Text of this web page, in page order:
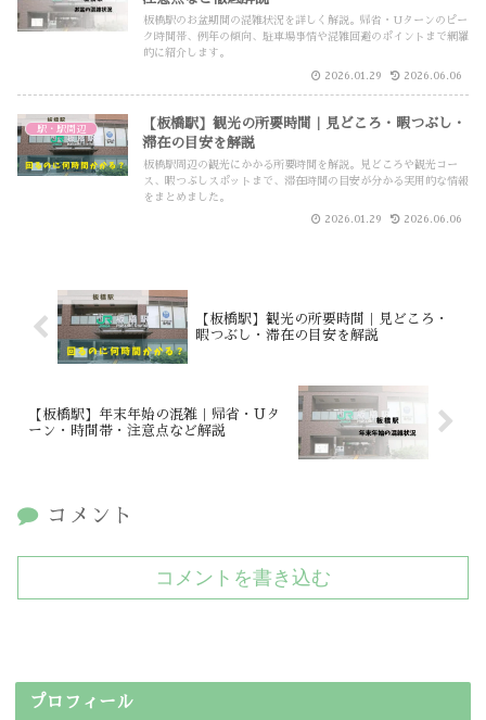
板橋駅のお盆期間の混雑状況を詳しく解説。帰省・Uターンのピー
ク時間帯、例年の傾向、駐車場事情や混雑回避のポイントまで網羅
的に紹介します。
2026.01.29 2026.06.06
駅・駅周辺
【板橋駅】観光の所要時間｜見どころ・暇つぶし・
滞在の目安を解説
板橋駅周辺の観光にかかる所要時間を解説。見どころや観光コー
ス、暇つぶしスポットまで、滞在時間の目安が分かる実用的な情報
をまとめました。
2026.01.29 2026.06.06
【板橋駅】観光の所要時間｜見どころ・
暇つぶし・滞在の目安を解説
【板橋駅】年末年始の混雑｜帰省・Uタ
ーン・時間帯・注意点など解説
コメント
コメントを書き込む
プロフィール